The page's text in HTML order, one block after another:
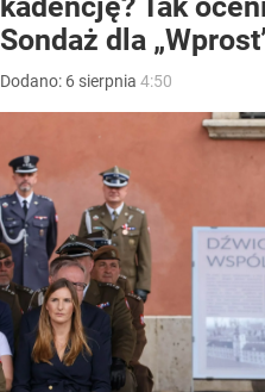
Sondaż dla
Dodano: 6 sierpnia 4:50